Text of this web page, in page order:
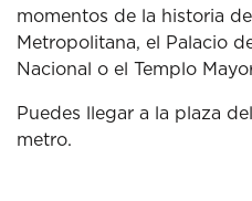
momentos de la historia
Metropolitana, el Palacio
Nacional o el Templo
Puedes llegar a la plaza
metro.